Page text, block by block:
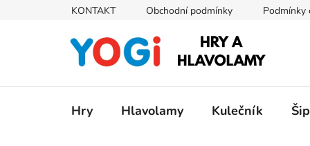
KONTAKT Obchodní podmínky Podmínky
Hry Hlavolamy Kulečník